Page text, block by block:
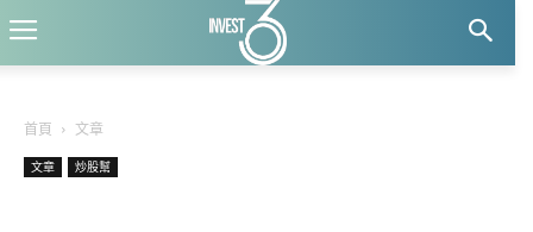
首頁 文章
文章 炒股幫